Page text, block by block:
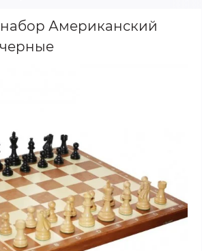
Американский
черные